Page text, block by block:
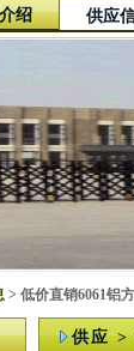
绍 供应
> 低价直销6061铝
供应 >